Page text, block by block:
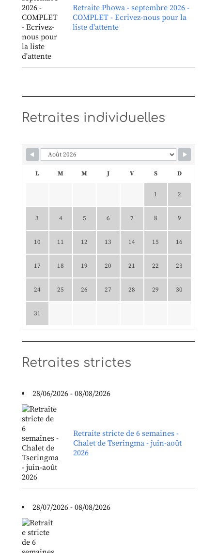
Retraite Phowa - septembre 2026 -
COMPLET - Ecrivez-nous pour la
liste d'attente
Retraites individuelles
L M M J V S D
1 2
3 4 5 6 7 8 9
10 11 12 13 14 15 16
17 18 19 20 21 22 23
24 25 26 27 28 29 30
31
Retraites strictes
28/06/2026 - 08/08/2026
Retraite stricte de 6 semaines -
Chalet de Tseringma - juin-août
2026
28/07/2026 - 08/08/2026